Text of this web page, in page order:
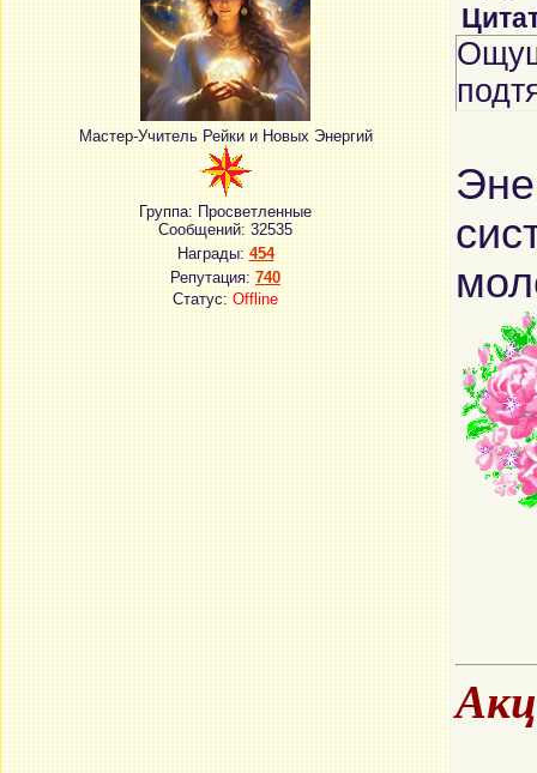
Мастер-Учитель Рейки и Новых Энергий
Группа: Просветленные
Сообщений:32535
Награды:454
Репутация:740
Статус:Offline